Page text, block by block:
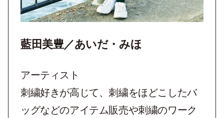
藍田美豊／あいだ・みほ
アーティスト
刺繍好きが高じて、刺繍をほどこしたバ
ッグなどのアイテム販売や刺繍のワーク